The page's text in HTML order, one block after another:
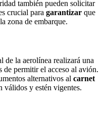
también pueden solicitar
crucial para garantizar que
zona de embarque.
de la aerolínea realizará una
permitir el acceso al avión.
alternativos al carnet
válidos y estén vigentes.